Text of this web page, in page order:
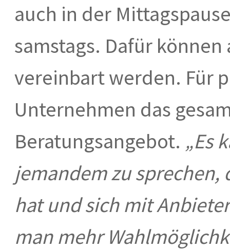
auch in der
samstags. Dafür
vereinbart werden. Für
Unternehmen das
Beratungsangebot. „Es
jemandem zu
hat und sich mit
man mehr